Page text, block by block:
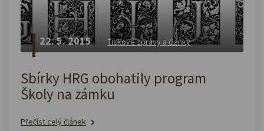
22. 5. 2015 Tiskové zprávy a články
Sbírky HRG obohatily program
Školy na zámku
Přečíst celý článek